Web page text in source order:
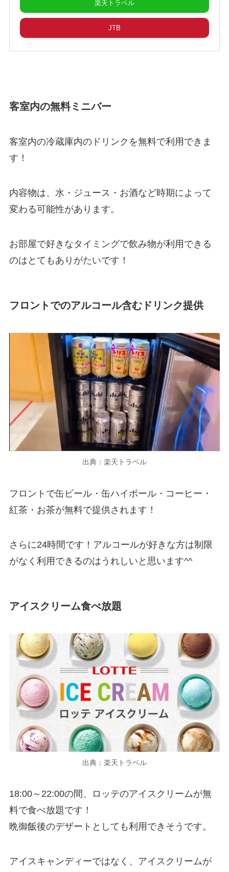
楽天トラベル
JTB
客室内の無料ミニバー
客室内の冷蔵庫内のドリンクを無料で利用できま
す！
内容物は、水・ジュース・お酒など時期によって
変わる可能性があります。
お部屋で好きなタイミングで飲み物が利用できる
のはとてもありがたいです！
フロントでのアルコール含むドリンク提供
出典：楽天トラベル
フロントで缶ビール・缶ハイボール・コーヒー・
紅茶・お茶が無料で提供されます！
さらに24時間です！アルコールが好きな方は制限
がなく利用できるのはうれしいと思います^^
アイスクリーム食べ放題
出典：楽天トラベル
18:00～22:00の間、ロッテのアイスクリームが無
料で食べ放題です！
晩御飯後のデザートとしても利用できそうです。
アイスキャンディーではなく、アイスクリームが